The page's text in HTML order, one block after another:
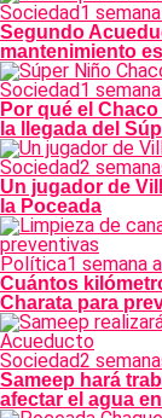
Sociedad1
Segundo
mantenimiento
Sociedad1
Por qué el
la llegada del
Sociedad2
Un jugador de
la Poceada
Política1 semana
Cuántos
Charata para
Sociedad2
Sameep hará
afectar el agua